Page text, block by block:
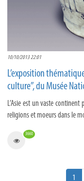
10/10/2013 22:01
L’exposition
culture”, du Musée
L’Asie est un vaste
religions et moeurs dans le
3660
1